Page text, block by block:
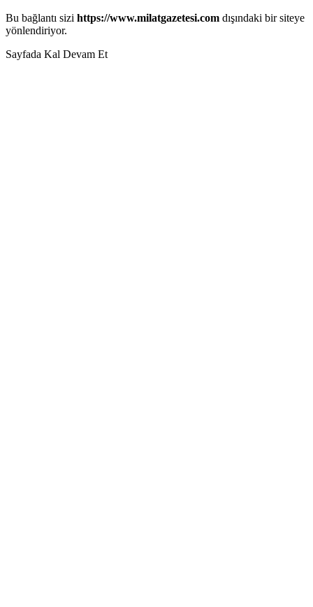
Bu bağlantı sizi https://www.milatgazetesi.com dışındaki bir siteye
yönlendiriyor.
Sayfada Kal Devam Et